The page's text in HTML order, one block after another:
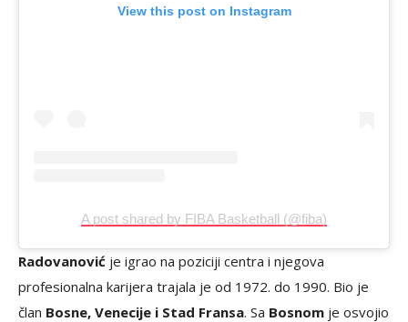
View this post on Instagram
A post shared by FIBA Basketball (@fiba)
Radovanović je igrao na poziciji centra i njegova
profesionalna karijera trajala je od 1972. do 1990. Bio je
član Bosne, Venecije i Stad Fransa. Sa Bosnom je osvojio